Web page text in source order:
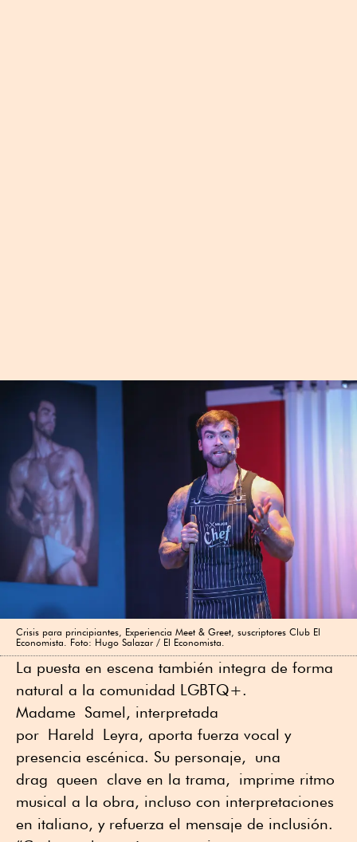
Crisis para principiantes, Experiencia Meet & Greet, suscriptores Club El
Economista. Foto: Hugo Salazar / El Economista.
La puesta en escena también integra de forma
natural a la comunidad LGBTQ+.
Madame Samel, interpretada
por Hareld Leyra, aporta fuerza vocal y
presencia escénica. Su personaje, una
drag queen clave en la trama, imprime ritmo
musical a la obra, incluso con interpretaciones
en italiano, y refuerza el mensaje de inclusión.